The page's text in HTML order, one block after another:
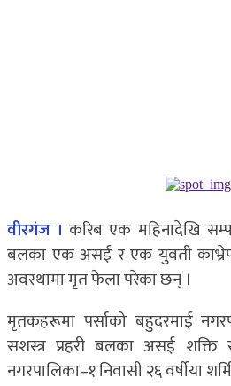
वीरगंज । करिब एक महिनादेखि
बलका एक असई र एक युवती
अवस्थामा मृत फेला परेका छन् ।
मृतकहरूमा पर्साको बहुदरमाई
सशस्त्र प्रहरी बलका असई शक्ति
नगरपालिका–१ निवासी २६ वर्षीया